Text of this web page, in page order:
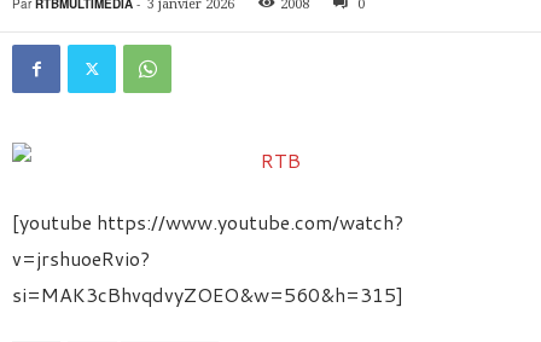
Par RTBMULTIMEDIA - 3 janvier 2026 2008 0
[youtube https://www.youtube.com/watch?
v=jrshuoeRvio?
si=MAK3cBhvqdvyZOEO&w=560&h=315]